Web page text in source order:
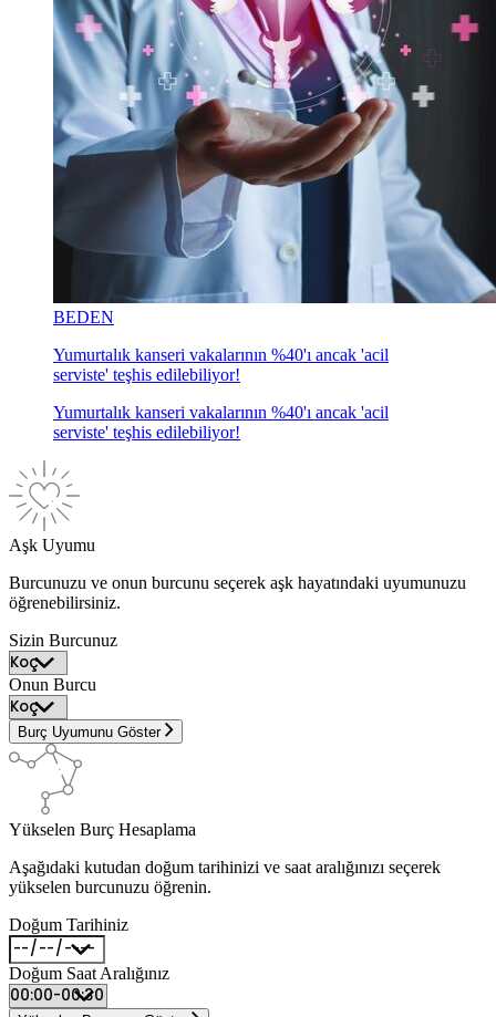
BEDEN
Yumurtalık kanseri vakalarının %40'ı ancak 'acil
serviste' teşhis edilebiliyor!
Yumurtalık kanseri vakalarının %40'ı ancak 'acil
serviste' teşhis edilebiliyor!
Aşk Uyumu
Burcunuzu ve onun burcunu seçerek aşk hayatındaki uyumunuzu
öğrenebilirsiniz.
Sizin Burcunuz
Onun Burcu
Burç Uyumunu Göster
Yükselen Burç Hesaplama
Aşağıdaki kutudan doğum tarihinizi ve saat aralığınızı seçerek
yükselen burcunuzu öğrenin.
Doğum Tarihiniz
Doğum Saat Aralığınız